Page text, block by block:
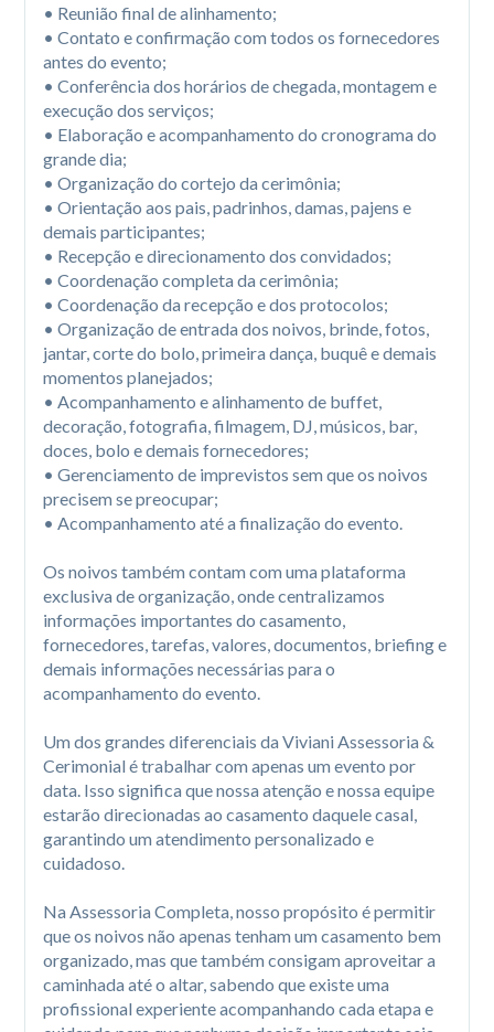
• Reunião final de alinhamento;
• Contato e confirmação com todos os fornecedores
antes do evento;
• Conferência dos horários de chegada, montagem e
execução dos serviços;
• Elaboração e acompanhamento do cronograma do
grande dia;
• Organização do cortejo da cerimônia;
• Orientação aos pais, padrinhos, damas, pajens e
demais participantes;
• Recepção e direcionamento dos convidados;
• Coordenação completa da cerimônia;
• Coordenação da recepção e dos protocolos;
• Organização de entrada dos noivos, brinde, fotos,
jantar, corte do bolo, primeira dança, buquê e demais
momentos planejados;
• Acompanhamento e alinhamento de buffet,
decoração, fotografia, filmagem, DJ, músicos, bar,
doces, bolo e demais fornecedores;
• Gerenciamento de imprevistos sem que os noivos
precisem se preocupar;
• Acompanhamento até a finalização do evento.
Os noivos também contam com uma plataforma
exclusiva de organização, onde centralizamos
informações importantes do casamento,
fornecedores, tarefas, valores, documentos, briefing e
demais informações necessárias para o
acompanhamento do evento.
Um dos grandes diferenciais da Viviani Assessoria &
Cerimonial é trabalhar com apenas um evento por
data. Isso significa que nossa atenção e nossa equipe
estarão direcionadas ao casamento daquele casal,
garantindo um atendimento personalizado e
cuidadoso.
Na Assessoria Completa, nosso propósito é permitir
que os noivos não apenas tenham um casamento bem
organizado, mas que também consigam aproveitar a
caminhada até o altar, sabendo que existe uma
profissional experiente acompanhando cada etapa e